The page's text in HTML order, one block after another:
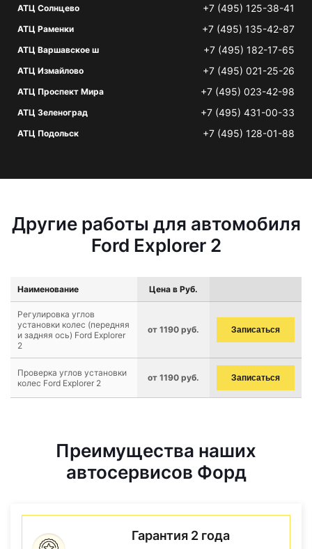
АТЦ Солнцево +7 (495) 125-38-41
АТЦ Раменки +7 (495) 135-42-87
АТЦ Варшавское ш +7 (495) 182-17-65
АТЦ Измайлово +7 (495) 021-25-26
АТЦ Проспект Мира +7 (495) 023-42-98
АТЦ Зеленоград +7 (495) 431-00-33
АТЦ Подольск +7 (495) 128-01-88
Другие работы для автомобиля
Ford Explorer 2
Наименование Цена в Руб.
Регулировка углов
установки колес (передняя
и задняя ось) Ford Explorer
2
от 1190 руб. Записаться
Проверка углов установки
колес Ford Explorer 2
от 1190 руб. Записаться
Преимущества наших
автосервисов Форд
Гарантия 2 года